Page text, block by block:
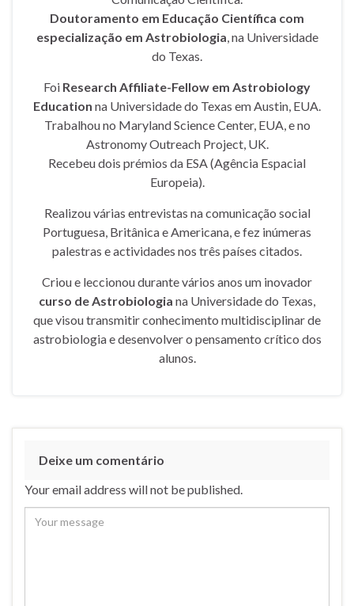
Doutoramento em Educação Científica com
especialização em Astrobiologia, na Universidade
do Texas.
Foi Research Affiliate-Fellow em Astrobiology
Education na Universidade do Texas em Austin, EUA.
Trabalhou no Maryland Science Center, EUA, e no
Astronomy Outreach Project, UK.
Recebeu dois prémios da ESA (Agência Espacial
Europeia).
Realizou várias entrevistas na comunicação social
Portuguesa, Britânica e Americana, e fez inúmeras
palestras e actividades nos três países citados.
Criou e leccionou durante vários anos um inovador
curso de Astrobiologia na Universidade do Texas,
que visou transmitir conhecimento multidisciplinar de
astrobiologia e desenvolver o pensamento crítico dos
alunos.
Deixe um comentário
Your email address will not be published.